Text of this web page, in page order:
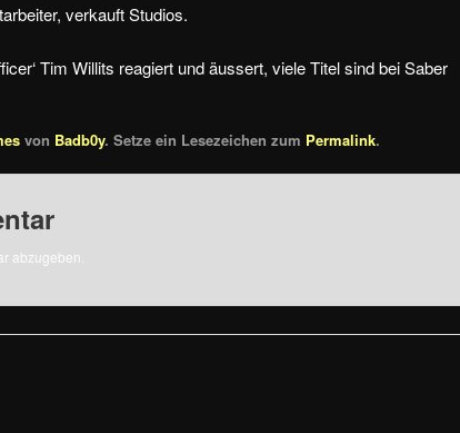
verkauft Studios.
Tim Willits reagiert und äussert, viele Titel sind bei Saber
von Badb0y. Setze ein Lesezeichen zum Permalink.
abzugeben.